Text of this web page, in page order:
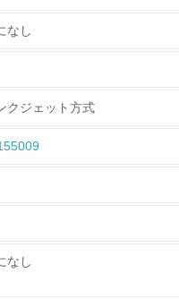
を有し、グリーン購入を行っ
の量と種類を把握し、具体的
なし
クジェット方式
なし